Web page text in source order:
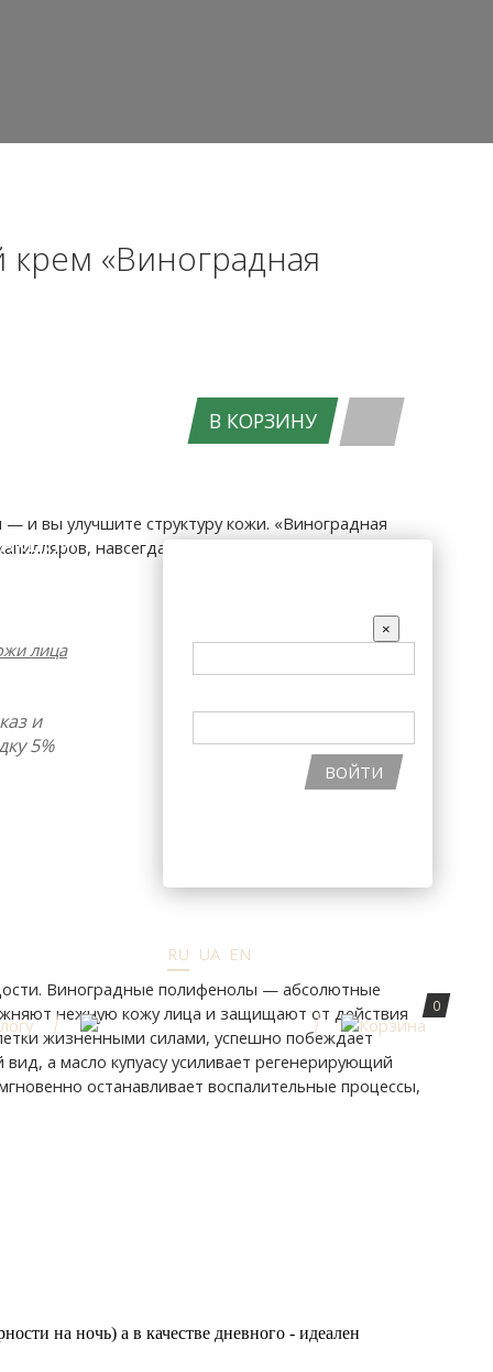
АКЦИИ
×
ВОЙТИ
RU UA EN
0
«Виноградная
В КОРЗИНУ
— и вы улучшите структуру кожи. «Виноградная
навсегда избавит от проблем сухости.
лица
и
5%
Виноградные полифенолы — абсолютные
нежную кожу лица и защищают от действия
жизненными силами, успешно побеждает
а масло купуасу усиливает регенерирующий
останавливает воспалительные процессы,